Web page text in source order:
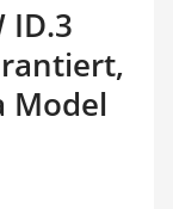
ID.3
Model